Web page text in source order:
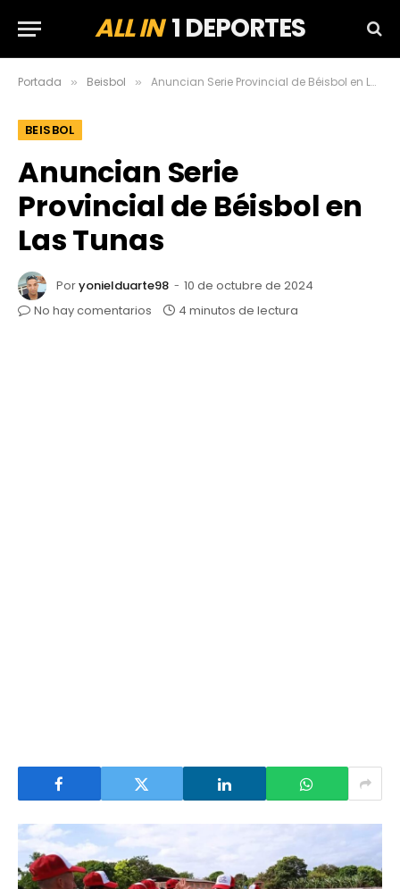
ALL IN1 DEPORTES
Portada » Beisbol » Anuncian Serie Provincial de Béisbol en Las Tunas
BEISBOL
Anuncian Serie
Provincial de Béisbol en
Las Tunas
Poryonielduarte98
10 de octubre de 2024
No hay comentarios
4 minutos de lectura